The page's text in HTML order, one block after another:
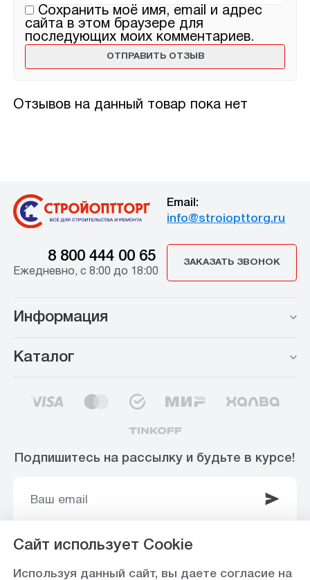
Отзывов на данный товар пока нет
Сохранить моё имя, email и адрес
сайта в этом браузере для
последующих моих комментариев.
Email:
info@stroiopttorg.ru
8 800 444 00 65
Ежедневно, с 8:00 до 18:00
ЗАКАЗАТЬ ЗВОНОК
Информация
Каталог
Подпишитесь на рассылку и будьте в курсе!
Сайт использует Cookie
Используя данный сайт, вы даете согласие на